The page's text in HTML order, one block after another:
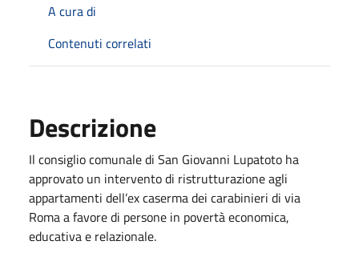
A cura di
Contenuti correlati
Descrizione
Il consiglio comunale di San Giovanni Lupatoto ha
approvato un intervento di ristrutturazione agli
appartamenti dell’ex caserma dei carabinieri di via
Roma a favore di persone in povertà economica,
educativa e relazionale.